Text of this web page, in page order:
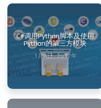
C#调用Python脚本及使用
Python的第三方模块
1月4日 · 2017年